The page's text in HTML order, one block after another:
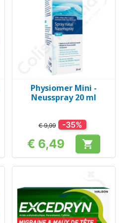
Physiomer Mini -
Neusspray 20 ml
€ 9,99 -35%
Prijs
€ 6,49 